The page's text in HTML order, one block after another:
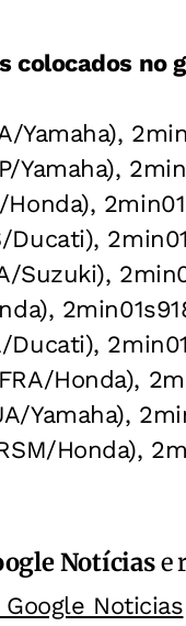
colocados no
Yamaha),
Yamaha),
Honda),
Ducati),
Suzuki),
Ducati),
Honda),
Yamaha),
Honda),
Notíciase
Google Noticias